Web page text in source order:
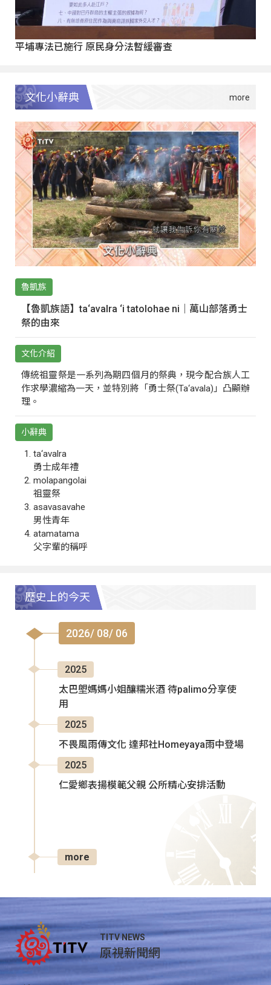
平埔專法已施行 原民身分法暫緩審查
文化小辭典
魯凱族
【魯凱族語】ta‘avalra ‘i tatolohae ni｜萬山部落勇士
祭的由來
文化介紹
傳統祖靈祭是一系列為期四個月的祭典，現今配合族人工
作求學濃縮為一天，並特別將「勇士祭(Ta‘avala)」凸顯辦
理。
小辭典
ta‘avalra
勇士成年禮
molapangolai
祖靈祭
asavasavahe
男性青年
atamatama
父字輩的稱呼
歷史上的今天
2026/ 08/ 06
2025
太巴塱媽媽小姐釀糯米酒 待palimo分享使
用
2025
不畏風雨傳文化 達邦社Homeyaya雨中登場
2025
仁愛鄉表揚模範父親 公所精心安排活動
more
TITV NEWS
原視新聞網